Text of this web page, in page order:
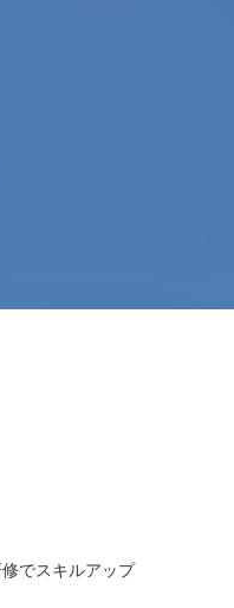
でスキルアップ